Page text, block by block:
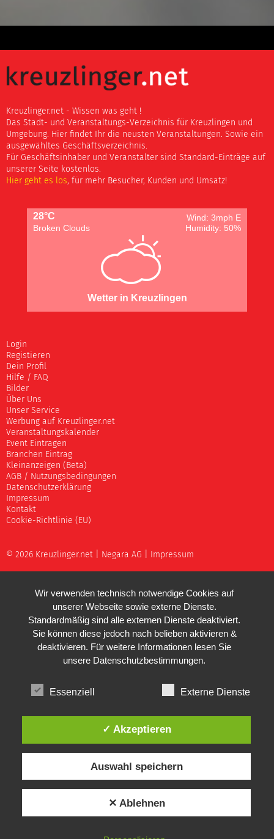
Kreuzlinger.net - Wissen was geht !
Das Stadt- und Veranstaltungs-Verzeichnis für Kreuzlingen und
Umgebung. Hier findet Ihr die neusten Veranstaltungen. Sowie ein
ausgewähltes Geschäftsverzeichnis.
Für Geschäftsinhaber und Veranstalter sind Standard-Einträge auf
unserer Seite kostenlos.
Hier geht es los, für mehr Besucher, Kunden und Umsatz!
28°C
Wind: 3mph E
Broken Clouds
Humidity: 50%
Wetter in Kreuzlingen
Login
Registieren
Dein Profil
Hilfe / FAQ
Bilder
Über Uns
Unser Service
Werbung auf Kreuzlinger.net
Veranstaltungskalender
Event Eintragen
Branchen Eintrag
Kleinanzeigen (Beta)
AGB / Nutzungsbedingungen
Datenschutzerklärung
Impressum
Kontakt
Cookie-Richtlinie (EU)
© 2026 Kreuzlinger.net | Negara AG Impressum
Wir verwenden technisch notwendige Cookies auf
unserer Webseite sowie externe Dienste.
Standardmäßig sind alle externen Dienste deaktiviert.
Sie können diese jedoch nach belieben aktivieren &
deaktivieren. Für weitere Informationen lesen Sie
unsere Datenschutzbestimmungen.
Essenziell Externe Dienste
✓ Akzeptieren
Auswahl speichern
✕ Ablehnen